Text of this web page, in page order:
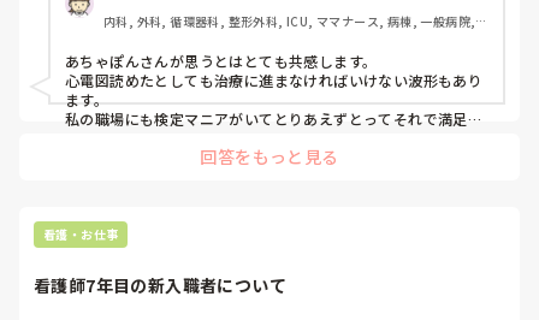
あっけに取られましたが、同じことスレッズに投稿してみよ
まじで、何のための、勉強、資格ですかね。
内科, 外科, 循環器科, 整形外科, ICU, ママナース, 病棟, 一般病院,
あちゃぽんさんが思うとはとても共感します。
心電図読めたとしても治療に進まなければいけない波形もあり
ます。
私の職場にも検定マニアがいてとりあえずとってそれで満足し
努力家だなとは思いますがもう少し違う視点で見れればもっと
回答をもっと見る
看護・お仕事
看護師7年目の新入職者について